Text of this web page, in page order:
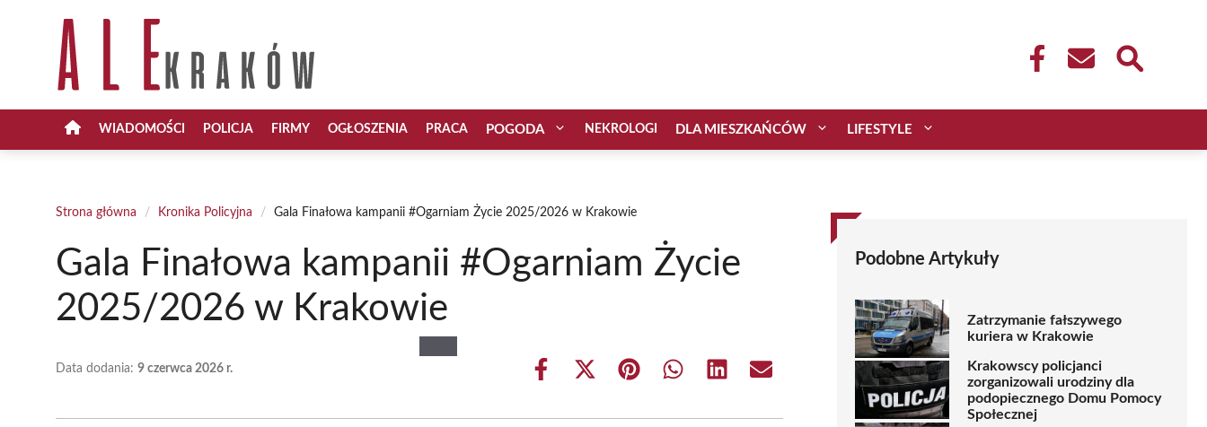
WIADOMOŚCI POLICJA FIRMY OGŁOSZENIA PRACA POGODA NEKROLOGI DLA MIESZKAŃCÓW LIFESTYLE
Strona główna / Kronika Policyjna / Gala Finałowa kampanii #Ogarniam Życie 2025/2026 w Krakowie
Gala Finałowa kampanii #Ogarniam Życie
2025/2026 w Krakowie
Data dodania: 9 czerwca 2026 r.
Share
Share
(Twitter)
Share Share Share Share
Podobne Artykuły
Zatrzymanie fałszywego
kuriera w Krakowie
Krakowscy policjanci
zorganizowali urodziny dla
podopiecznego Domu Pomocy
Społecznej